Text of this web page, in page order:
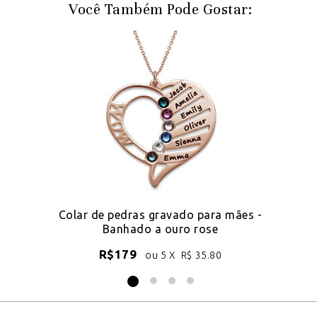
Você Também Pode Gostar:
Colar de pedras gravado para mães -
Banhado a ouro rose
R$179 ou 5 X R$ 35.80